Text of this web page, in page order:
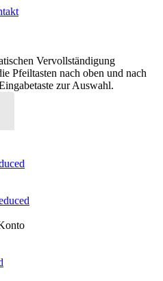
Vervollständigung
Pfeiltasten nach oben und nach
zur Auswahl.